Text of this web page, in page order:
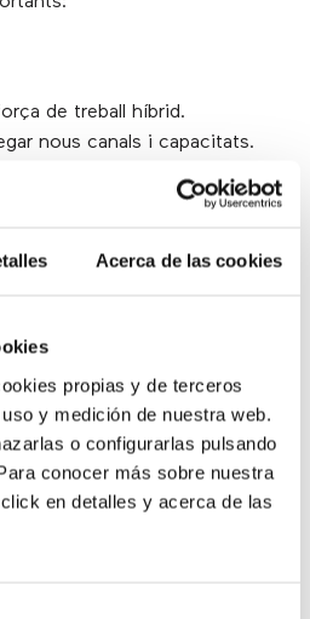
Acerca de las cookies
propias y de terceros
y medición de nuestra web.
o configurarlas pulsando
conocer más sobre nuestra
en detalles y acerca de las
de treball híbrid.
nous canals i capacitats.
experiències
ofereixen suport tant
Brindar múltiples formes de
de comoditat i permet als
de la seva preferència per